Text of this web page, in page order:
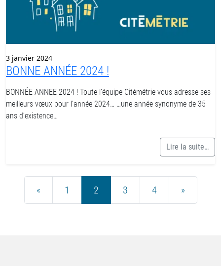
3 janvier 2024
BONNE ANNÉE 2024 !
BONNÉE ANNEE 2024 ! Toute l’équipe Citémétrie vous adresse ses
meilleurs vœux pour l’année 2024… …une année synonyme de 35
ans d’existence…
Lire la suite…
« 1 2 3 4 »